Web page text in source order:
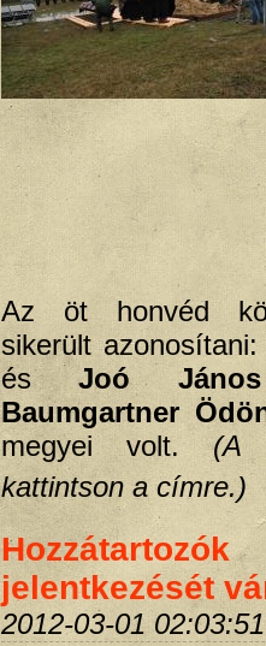
Az öt honvéd
sikerült azonosítani:
ésJoó János
Baumgartner
megyei volt.(A
kattintson a címre.)
Hozzátartozók
jelentkezését
2012-03-01 02:03:51